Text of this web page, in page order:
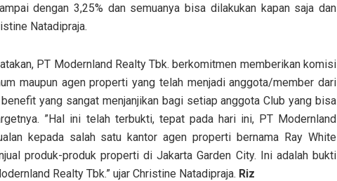
dengan 3,25% dan semuanya bisa dilakukan kapan saja dan
Natadipraja.
PT Modernland Realty Tbk. berkomitmen memberikan komisi
maupun agen properti yang telah menjadi anggota/member dari
yang sangat menjanjikan bagi setiap anggota Club yang bisa
”Hal ini telah terbukti, tepat pada hari ini, PT Modernland
kepada salah satu kantor agen properti bernama Ray White
produk-produk properti di Jakarta Garden City. Ini adalah bukti
Realty Tbk.” ujar Christine Natadipraja. Riz